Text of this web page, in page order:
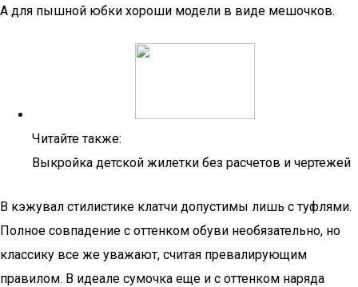
А для пышной юбки хороши модели в виде мешочков.
Читайте также:
Выкройка детской жилетки без расчетов и чертежей
В кэжувал стилистике клатчи допустимы лишь с туфлями.
Полное совпадение с оттенком обуви необязательно, но
классику все же уважают, считая превалирующим
правилом. В идеале сумочка еще и с оттенком наряда